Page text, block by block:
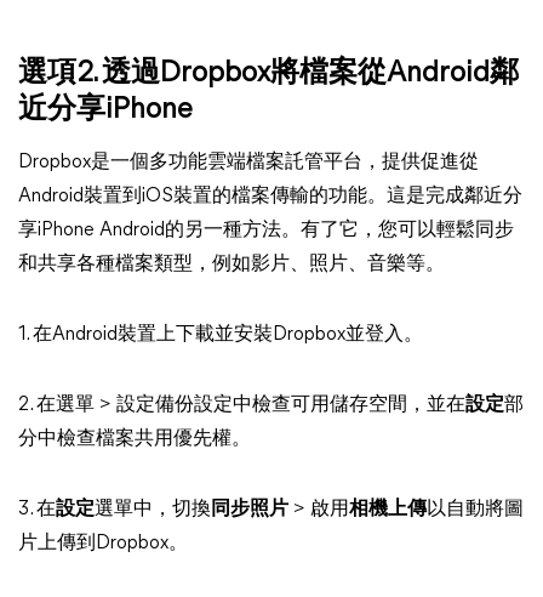
選項2. 透過Dropbox將檔案從Android鄰
近分享iPhone
Dropbox是一個多功能雲端檔案託管平台，提供促進從
Android裝置到iOS裝置的檔案傳輸的功能。這是完成鄰近分
享iPhone Android的另一種方法。有了它，您可以輕鬆同步
和共享各種檔案類型，例如影片、照片、音樂等。
1. 在Android裝置上下載並安裝Dropbox並登入。
2. 在選單 > 設定備份設定中檢查可用儲存空間，並在設定部
分中檢查檔案共用優先權。
3. 在設定選單中，切換 同步照片 > 啟用相機上傳以自動將圖
片上傳到Dropbox。